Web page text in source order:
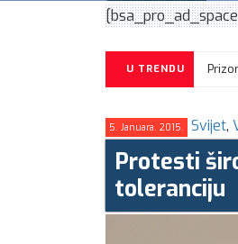
U TRENDU
5. Januara. 2015. Svijet,
Protesti
toleranciju